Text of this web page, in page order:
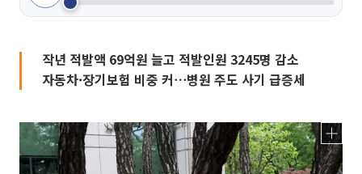
작년 적발액 69억원 늘고 적발인원 3245명 감소
자동차·장기보험 비중 커⋯병원 주도 사기 급증세